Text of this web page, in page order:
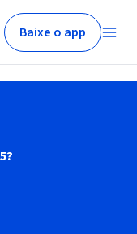
Baixe o app